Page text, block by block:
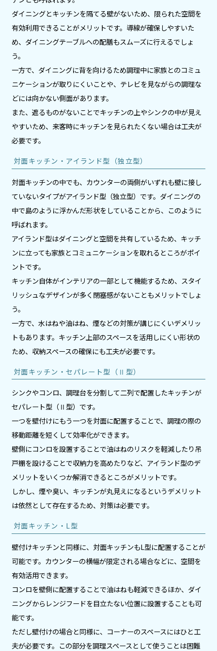
ダイニングとキッチンを隔てる壁がないため、限られた空間を
有効利用できることがメリットです。導線が確保しやすいた
め、ダイニングテーブルへの配膳もスムーズに行えるでしょ
う。
一方で、ダイニングに背を向けるため調理中に家族とのコミュ
ニケーションが取りにくいことや、テレビを見ながらの調理な
どには向かない側面があります。
また、遮るものがないことでキッチンの上やシンクの中が見え
やすいため、来客時にキッチンを見られたくない場合は工夫が
必要です。
対面キッチン・アイランド型（独立型）
対面キッチンの中でも、カウンターの両側がいずれも壁に接し
ていないタイプがアイランド型（独立型）です。ダイニングの
中で島のように浮かんだ形状をしていることから、このように
呼ばれます。
アイランド型はダイニングと空間を共有しているため、キッチ
ンに立っても家族とコミュニケーションを取れるところがポイ
ントです。
キッチン自体がインテリアの一部として機能するため、スタイ
リッシュなデザインが多く閉塞感がないこともメリットでしょ
う。
一方で、水はねや油はね、煙などの対策が講じにくいデメリッ
トもあります。キッチン上部のスペースを活用しにくい形状の
ため、収納スペースの確保にも工夫が必要です。
対面キッチン・セパレート型（Ⅱ型）
シンクやコンロ、調理台を分割して二列で配置したキッチンが
セパレート型（Ⅱ型）です。
一つを壁付けにもう一つを対面に配置することで、調理の際の
移動距離を短くして効率化ができます。
壁側にコンロを設置することで油はねのリスクを軽減したり吊
戸棚を設けることで収納力を高めたりなど、アイランド型のデ
メリットをいくつか解消できるところがメリットです。
しかし、煙や臭い、キッチンが丸見えになるというデメリット
は依然として存在するため、対策は必要です。
対面キッチン・L型
壁付けキッチンと同様に、対面キッチンもL型に配置することが
可能です。カウンターの横幅が限定される場合などに、空間を
有効活用できます。
コンロを壁側に配置することで油はねも軽減できるほか、ダイ
ニングからレンジフードを目立たない位置に設置することも可
能です。
ただし壁付けの場合と同様に、コーナーのスペースにはひと工
夫が必要です。この部分を調理スペースとして使うことは困難